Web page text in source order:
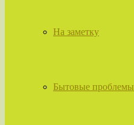
На заметку
Бытовые проблемы